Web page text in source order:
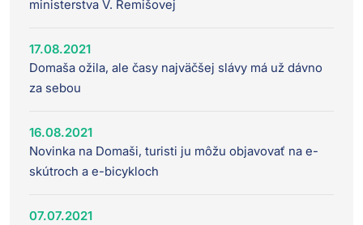
ministerstva V. Remišovej
17.08.2021
Domaša ožila, ale časy najväčšej slávy má už dávno
za sebou
16.08.2021
Novinka na Domaši, turisti ju môžu objavovať na e-
skútroch a e-bicykloch
07.07.2021